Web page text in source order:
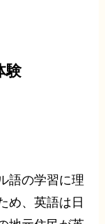
験
語の学習に理
め、英語は日